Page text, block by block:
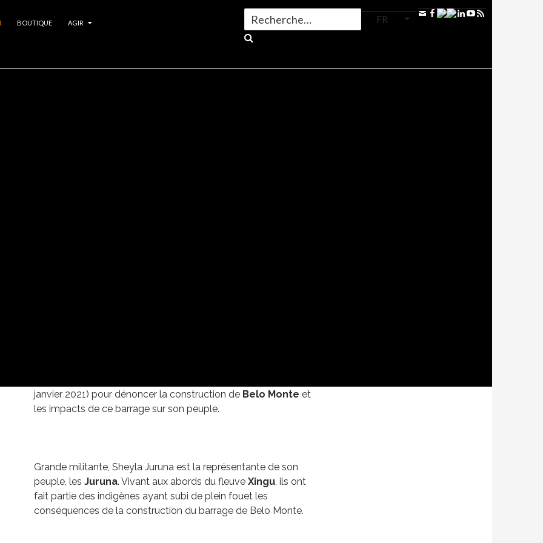
BOUTIQUE AGIR FR
Search
for:
janvier 2021) pour dénoncer la construction de Belo Monte et
les impacts de ce barrage sur son peuple.
Grande militante, Sheyla Juruna est la représentante de son
peuple, les Juruna. Vivant aux abords du fleuve Xingu, ils ont
fait partie des indigènes ayant subi de plein fouet les
conséquences de la construction du barrage de Belo Monte.